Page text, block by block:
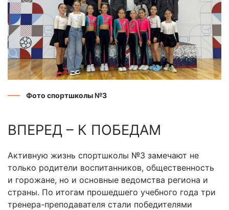
Фото спортшколы №3
ВПЕРЕД – К ПОБЕДАМ
Активную жизнь спортшколы №3 замечают не
только родители воспитанников, общественность
и горожане, но и основные ведомства региона и
страны. По итогам прошедшего учебного года три
тренера-преподавателя стали победителями